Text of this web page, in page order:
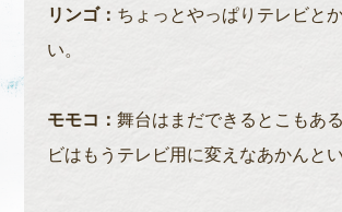
リンゴ： ちょっとやっぱりテレビと
い。
モモコ： 舞台はまだできるとこもあ
ビはもうテレビ用に変えなあかんとい